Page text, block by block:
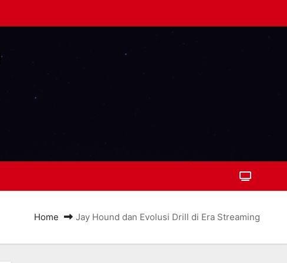
Home Jay Hound dan Evolusi Drill di Era Streaming